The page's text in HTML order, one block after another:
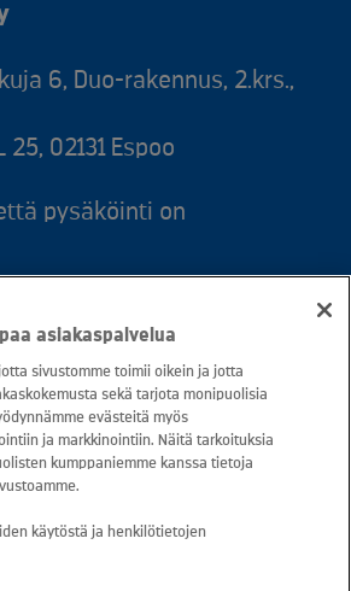
6, Duo-rakennus, 2.krs.,
02131 Espoo
pysäköinti on
snt/min)
0800 30880
ma - pe klo 8-16
asiakaspalvelua
sivustomme toimii oikein ja jotta
sekä tarjota monipuolisia
evästeitä myös
ja markkinointiin. Näitä tarkoituksia
kumppaniemme kanssa tietoja
käytöstä ja henkilötietojen